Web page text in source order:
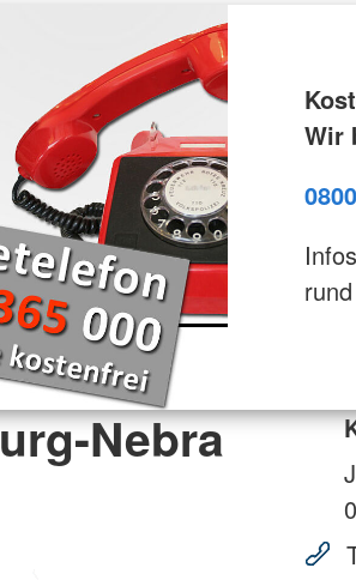
Wir
Nebra